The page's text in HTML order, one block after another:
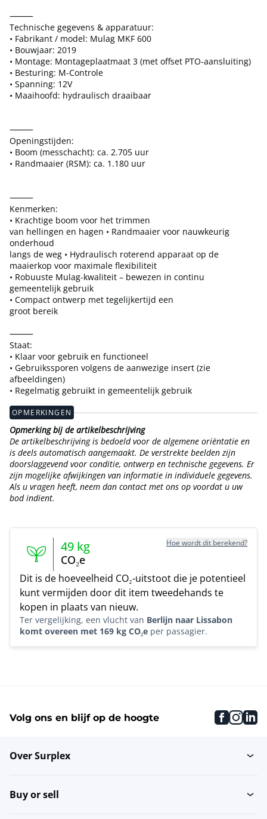
⸻
Technische gegevens & apparatuur:
• Fabrikant / model: Mulag MKF 600
• Bouwjaar: 2019
• Montage: Montageplaatmaat 3 (met offset PTO-aansluiting)
• Besturing: M-Controle
• Spanning: 12V
• Maaihoofd: hydraulisch draaibaar
⸻
Openingstijden:
• Boom (messchacht): ca. 2.705 uur
• Randmaaier (RSM): ca. 1.180 uur
⸻
Kenmerken:
• Krachtige boom voor het trimmen
van hellingen en hagen • Randmaaier voor nauwkeurig
onderhoud
langs de weg • Hydraulisch roterend apparaat op de
maaierkop voor maximale flexibiliteit
• Robuuste Mulag-kwaliteit – bewezen in continu
gemeentelijk gebruik
• Compact ontwerp met tegelijkertijd een
groot bereik
⸻
Staat:
• Klaar voor gebruik en functioneel
• Gebruikssporen volgens de aanwezige insert (zie
afbeeldingen)
• Regelmatig gebruikt in gemeentelijk gebruik
OPMERKINGEN
Opmerking bij de artikelbeschrijving
De artikelbeschrijving is bedoeld voor de algemene oriëntatie en
is deels automatisch aangemaakt. De verstrekte beelden zijn
doorslaggevend voor conditie, ontwerp en technische gegevens. Er
zijn mogelijke afwijkingen van informatie in individuele gegevens.
Als u vragen heeft, neem dan contact met ons op voordat u uw
bod indient.
49 kg
CO₂e
Hoe wordt dit berekend?
Dit is de hoeveelheid CO₂-uitstoot die je potentieel
kunt vermijden door dit item tweedehands te
kopen in plaats van nieuw.
Ter vergelijking, een vlucht van Berlijn naar Lissabon
komt overeen met 169 kg CO₂e per passagier.
Volg ons en blijf op de hoogte
Over Surplex
Buy or sell